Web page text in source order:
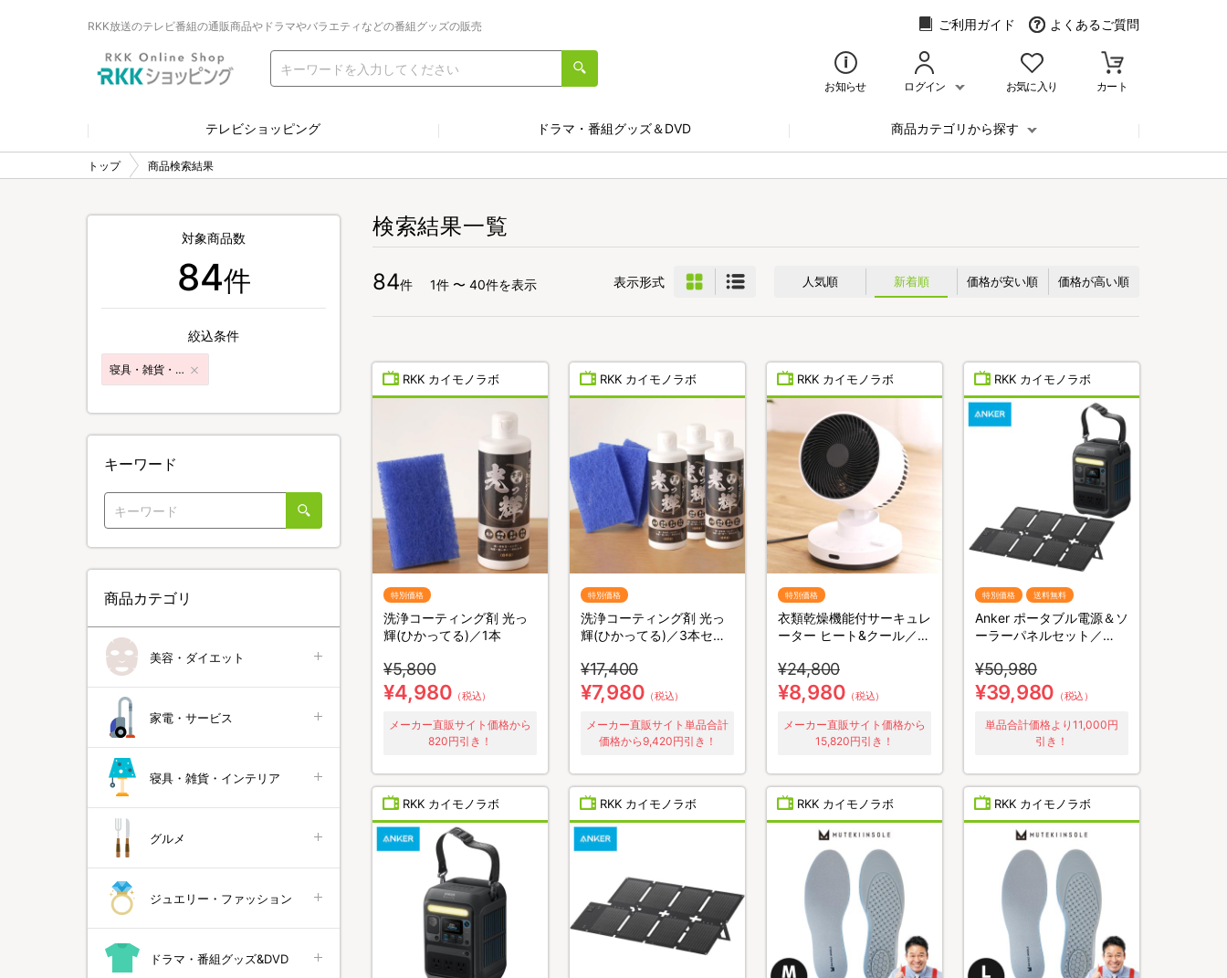
RKK放送のテレビ番組の通販商品やドラマやバラエティなどの番組グッズの販売 ご利用ガイド よくあるご質問
お知らせ ログイン お気に入り カート
テレビショッピング ドラマ・番組グッズ＆DVD 商品カテゴリから探す
トップ 商品検索結果
検索結果一覧
84件 1件 〜 40件を表示 表示形式 人気順 新着順 価格が安い順 価格が高い順
RKK カイモノラボ
特別価格
洗浄コーティング剤 光っ
輝(ひかってる)／1本
¥5,800
¥4,980 （税込）
メーカー直販サイト価格から
820円引き！
RKK カイモノラボ
特別価格
洗浄コーティング剤 光っ
輝(ひかってる)／3本セッ
¥17,400
¥7,980 （税込）
メーカー直販サイト単品合計
価格から9,420円引き！
RKK カイモノラボ
特別価格
衣類乾燥機能付サーキュレ
ーター ヒート&クール／
¥24,800
¥8,980 （税込）
メーカー直販サイト価格から
15,820円引き！
RKK カイモノラボ
特別価格 送料無料
Anker ポータブル電源＆ソ
ーラーパネルセット／
ッズ／災害対策
¥50,980
¥39,980 （税込）
単品合計価格より11,000円
引き！
RKK カイモノラボ RKK カイモノラボ RKK カイモノラボ RKK カイモノラボ
対象商品数
84件
絞込条件
寝具・雑貨・インテリア
キーワード
商品カテゴリ
美容・ダイエット
家電・サービス
寝具・雑貨・インテリア
グルメ
ジュエリー・ファッション
ドラマ・番組グッズ&DVD